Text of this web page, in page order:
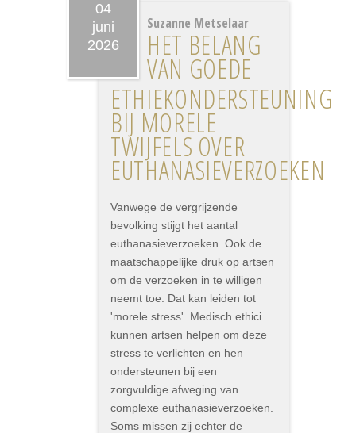
04
juni
2026
Suzanne Metselaar
HET BELANG
VAN GOEDE
ETHIEKONDERSTEUNING
BIJ MORELE
TWIJFELS OVER
EUTHANASIEVERZOEKEN
Vanwege de vergrijzende
bevolking stijgt het aantal
euthanasieverzoeken. Ook de
maatschappelijke druk op artsen
om de verzoeken in te willigen
neemt toe. Dat kan leiden tot
'morele stress'. Medisch ethici
kunnen artsen helpen om deze
stress te verlichten en hen
ondersteunen bij een
zorgvuldige afweging van
complexe euthanasieverzoeken.
Soms missen zij echter de